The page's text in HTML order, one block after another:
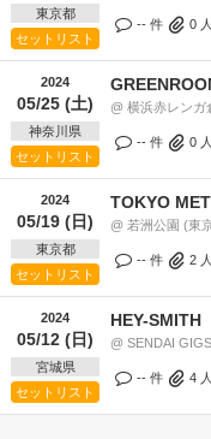
東京都
セットリスト
-- 件 0 人
2024
05/25 (土)
神奈川県
セットリスト
@ 横浜赤レン
-- 件 0 人
2024
05/19 (日)
東京都
セットリスト
TOKYO
@ 若洲公園 (東
-- 件 2 人
2024
05/12 (日)
宮城県
セットリスト
HEY-
@ SENDAI
-- 件 4 人